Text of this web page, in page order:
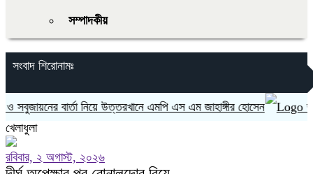
সম্পাদকীয়
সংবাদ শিরোনামঃ
বার্তা নিয়ে উত্তরখানে এমপি এস এম জাহাঙ্গীর হোসেন ভারত
খেলাধুলা
রবিবার, ২ অগাস্ট, ২০২৬